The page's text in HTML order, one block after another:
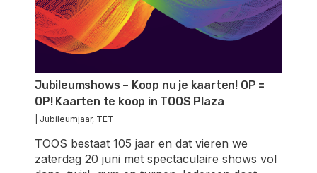
Jubileumshows – Koop nu je kaarten! OP =
OP! Kaarten te koop in TOOS Plaza
Jubileumjaar, TET
TOOS bestaat 105 jaar en dat vieren we
zaterdag 20 juni met spectaculaire shows vol